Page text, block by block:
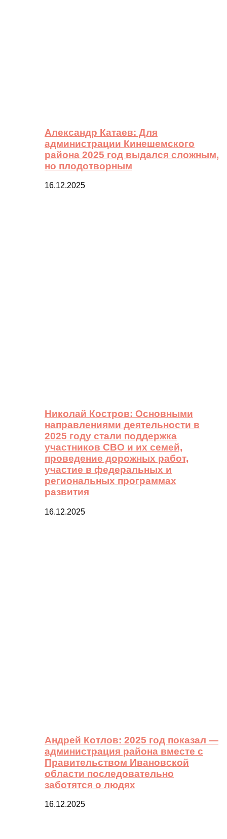
Александр Катаев: Для
администрации Кинешемского
района 2025 год выдался сложным,
но плодотворным
16.12.2025
Николай Костров: Основными
направлениями деятельности в
2025 году стали поддержка
участников СВО и их семей,
проведение дорожных работ,
участие в федеральных и
региональных программах
развития
16.12.2025
Андрей Котлов: 2025 год показал —
администрация района вместе с
Правительством Ивановской
области последовательно
заботятся о людях
16.12.2025